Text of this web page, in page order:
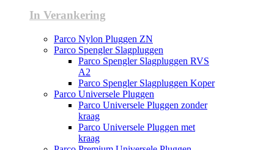
In Verankering
Parco Nylon Pluggen ZN
Parco Spengler Slagpluggen
Parco Spengler Slagpluggen RVS
A2
Parco Spengler Slagpluggen Koper
Parco Universele Pluggen
Parco Universele Pluggen zonder
kraag
Parco Universele Pluggen met
kraag